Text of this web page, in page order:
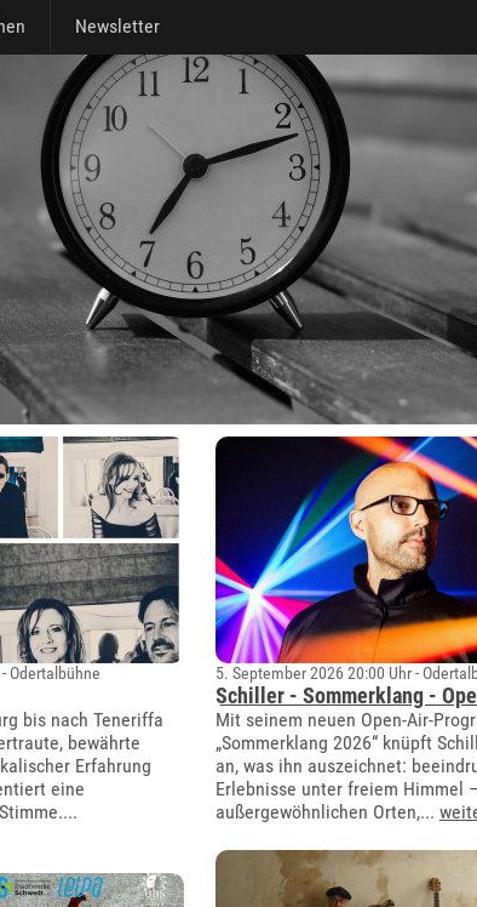
Newsletter
Odertalbühne
bis nach Teneriffa
bewährte
Erfahrung
eine
5. September 2026 20:00 Uhr -
Schiller - Sommerklang -
Mit seinem neuen Open-Air-
„Sommerklang 2026“ knüpft
an, was ihn auszeichnet:
Erlebnisse unter freiem Himmel
außergewöhnlichen Orten,...